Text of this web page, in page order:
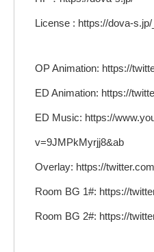
License : https://dova-
OP Animation: https://
ED Animation: https://
ED Music: https://
v=9JMPkMyrjj8&ab
Overlay: https://
Room BG 1#: https://
Room BG 2#: https://